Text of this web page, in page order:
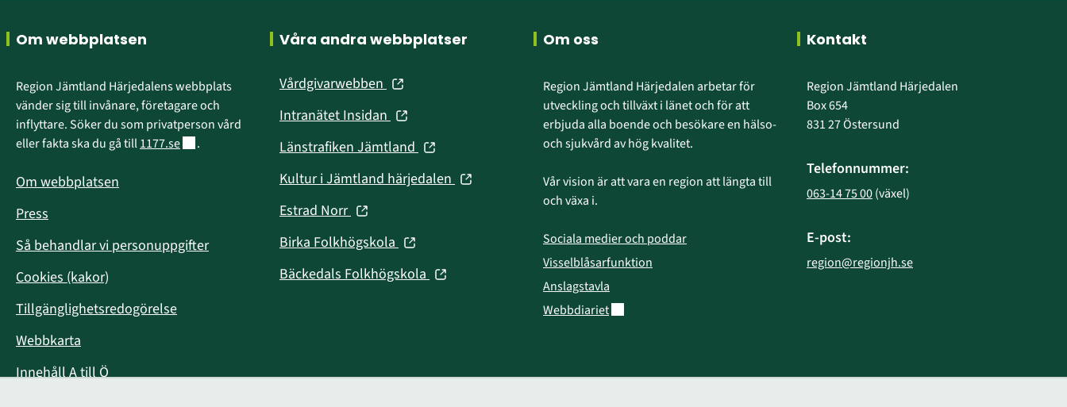
Sidfot
Om webbplatsen
Region Jämtland Härjedalens webbplats
vänder sig till invånare, företagare och
inflyttare. Söker du som privatperson vård
eller fakta ska du gå till 1177.seLänk till annan webbplats.
.
Om webbplatsen
Press
Så behandlar vi personuppgifter
Cookies (kakor)
Tillgänglighetsredogörelse
Webbkarta
Innehåll A till Ö
Våra andra webbplatser
Vårdgivarwebben (öppnas
nytt
fönster)
Intranätet Insidan (öppnas
nytt
fönster)
Länstrafiken Jämtland (öppnas
nytt
Kultur i Jämtland härjedalen (öppnas
Estrad Norr (öppnas
nytt
fönster)
Birka Folkhögskola (öppnas
nytt
Bäckedals Folkhögskola (öppnas
Om oss
Region Jämtland Härjedalen arbetar för
utveckling och tillväxt i länet och för att
erbjuda alla boende och besökare en hälso-
och sjukvård av hög kvalitet.
Vår vision är att vara en region att längta till
och växa i.
Sociala medier och poddar
Visselblåsarfunktion
Anslagstavla
WebbdiarietLänk till annan webbplats.
Kontakt
Region Jämtland Härjedalen
Box 654
831 27 Östersund
Telefonnummer:
063-14 75 00 (växel)
E-post:
region@regionjh.se